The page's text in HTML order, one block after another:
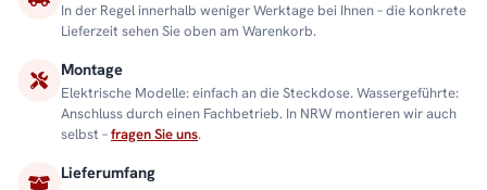
In der Regel innerhalb weniger Werktage bei Ihnen – die konkrete
Lieferzeit sehen Sie oben am Warenkorb.
Montage
Elektrische Modelle: einfach an die Steckdose. Wassergeführte:
Anschluss durch einen Fachbetrieb. In NRW montieren wir auch
selbst –fragen Sie uns.
Lieferumfang